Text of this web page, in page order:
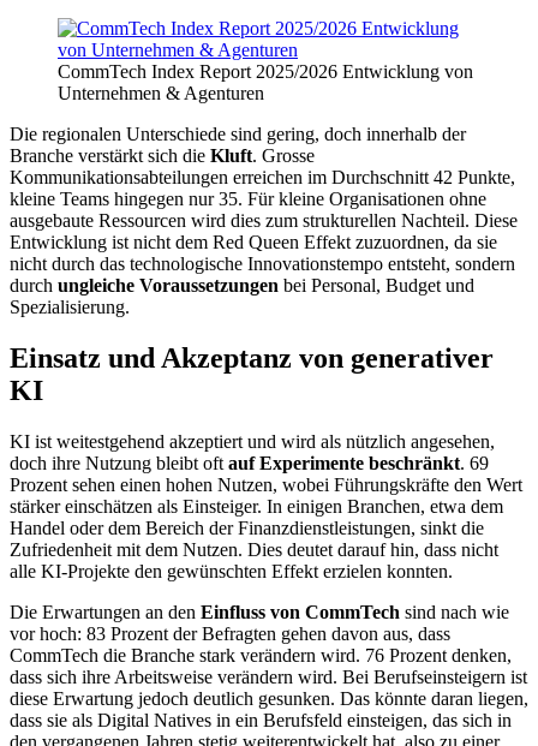
CommTech Index Report 2025/2026 Entwicklung von
Unternehmen & Agenturen
Die regionalen Unterschiede sind gering, doch innerhalb der
Branche verstärkt sich die Kluft. Grosse
Kommunikationsabteilungen erreichen im Durchschnitt 42 Punkte,
kleine Teams hingegen nur 35. Für kleine Organisationen ohne
ausgebaute Ressourcen wird dies zum strukturellen Nachteil. Diese
Entwicklung ist nicht dem Red Queen Effekt zuzuordnen, da sie
nicht durch das technologische Innovationstempo entsteht, sondern
durch ungleiche Voraussetzungen bei Personal, Budget und
Spezialisierung.
Einsatz und Akzeptanz von generativer
KI
KI ist weitestgehend akzeptiert und wird als nützlich angesehen,
doch ihre Nutzung bleibt oft auf Experimente beschränkt. 69
Prozent sehen einen hohen Nutzen, wobei Führungskräfte den Wert
stärker einschätzen als Einsteiger. In einigen Branchen, etwa dem
Handel oder dem Bereich der Finanzdienstleistungen, sinkt die
Zufriedenheit mit dem Nutzen. Dies deutet darauf hin, dass nicht
alle KI-Projekte den gewünschten Effekt erzielen konnten.
Die Erwartungen an den Einfluss von CommTech sind nach wie
vor hoch: 83 Prozent der Befragten gehen davon aus, dass
CommTech die Branche stark verändern wird. 76 Prozent denken,
dass sich ihre Arbeitsweise verändern wird. Bei Berufseinsteigern ist
diese Erwartung jedoch deutlich gesunken. Das könnte daran liegen,
dass sie als Digital Natives in ein Berufsfeld einsteigen, das sich in
den vergangenen Jahren stetig weiterentwickelt hat, also zu einer